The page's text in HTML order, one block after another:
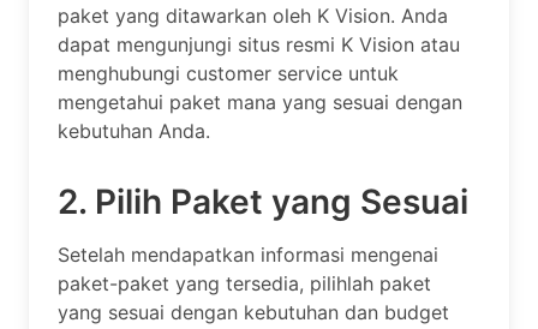
paket yang ditawarkan oleh K Vision. Anda
dapat mengunjungi situs resmi K Vision atau
menghubungi customer service untuk
mengetahui paket mana yang sesuai dengan
kebutuhan Anda.
2. Pilih Paket yang Sesuai
Setelah mendapatkan informasi mengenai
paket-paket yang tersedia, pilihlah paket
yang sesuai dengan kebutuhan dan budget